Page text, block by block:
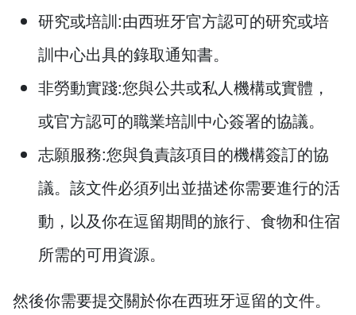
研究或培訓:由西班牙官方認可的研究或培
訓中心出具的錄取通知書。
非勞動實踐:您與公共或私人機構或實體，
或官方認可的職業培訓中心簽署的協議。
志願服務:您與負責該項目的機構簽訂的協
議。該文件必須列出並描述你需要進行的活
動，以及你在逗留期間的旅行、食物和住宿
所需的可用資源。
然後你需要提交關於你在西班牙逗留的文件。